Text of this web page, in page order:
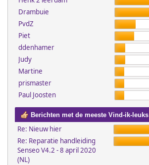
Drambuie
PvdZ
Piet
ddenhamer
Judy
Martine
prismaster
Paul Joosten
Berichten met de meeste Vind-ik-leuks
Re: Nieuw hier
Re: Reparatie handleiding
Senseo V4.2 - 8 april 2020
(NL)